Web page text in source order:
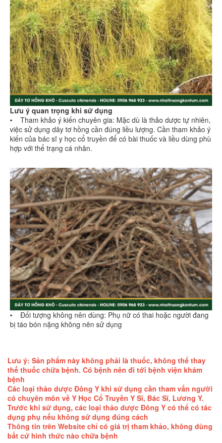
Lưu ý quan trọng khi sử dụng
• Tham khảo ý kiến chuyên gia: Mặc dù là thảo dược tự nhiên,
việc sử dụng dây tơ hồng cần đúng liều lượng. Cần tham khảo ý
kiến của bác sĩ y học cổ truyền để có bài thuốc và liều dùng phù
hợp với thể trạng cá nhân.
• Đối tượng không nên dùng: Phụ nữ có thai hoặc người đang
bị táo bón nặng không nên sử dụng
Lưu ý: Sản phẩm này không phải là thuốc, không thể thay
thế thuốc chữa bệnh. Có bệnh nên đi tới bệnh viện khám
bệnh
Các loại thảo dược Đông Y khi sử dụng cần tham vấn người
có chuyên môn về Y Học Cổ Truyền Y Sĩ, Bác Sĩ, Lương Y.
Trước khi sử dụng, các loại thảo dược Đông Y có thể có tác
dụng phụ nếu không sử dụng đúng cách
Thông tin trên Website chỉ có giá trị tham khảo, không dùng
bất cứ hình thức nào chữa bệnh